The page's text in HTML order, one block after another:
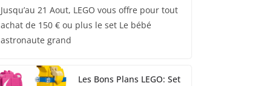
Jusqu’au 21 Aout, LEGO vous offre pour tout
achat de 150 € ou plus le set Le bébé
astronaute grand
Les Bons Plans LEGO: Set